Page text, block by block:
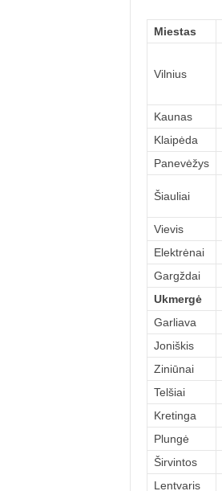
Miestas
Vilnius
Kaunas
Klaipėda
Panevėžys
Šiauliai
Vievis
Elektrėnai
Gargždai
Ukmergė
Garliava
Joniškis
Ziniūnai
Telšiai
Kretinga
Plungė
Širvintos
Lentvaris